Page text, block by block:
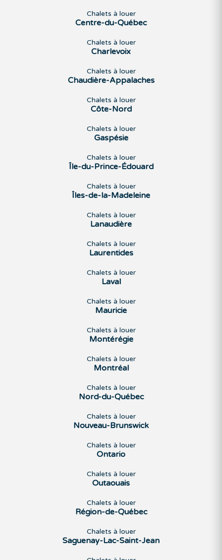
Chalets à louer
Centre-du-Québec
Chalets à louer
Charlevoix
Chalets à louer
Chaudière-Appalaches
Chalets à louer
Côte-Nord
Chalets à louer
Gaspésie
Chalets à louer
Île-du-Prince-Édouard
Chalets à louer
Îles-de-la-Madeleine
Chalets à louer
Lanaudière
Chalets à louer
Laurentides
Chalets à louer
Laval
Chalets à louer
Mauricie
Chalets à louer
Montérégie
Chalets à louer
Montréal
Chalets à louer
Nord-du-Québec
Chalets à louer
Nouveau-Brunswick
Chalets à louer
Ontario
Chalets à louer
Outaouais
Chalets à louer
Région-de-Québec
Chalets à louer
Saguenay-Lac-Saint-Jean